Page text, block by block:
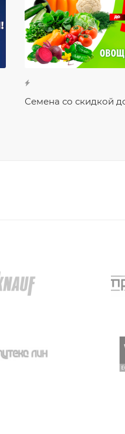
Семена со скидкой